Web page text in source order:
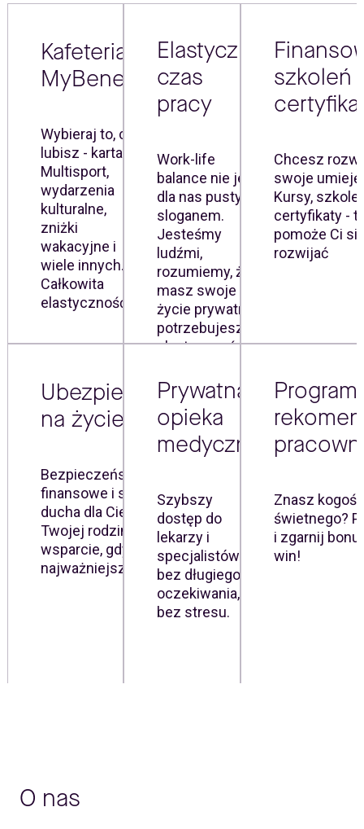
Kafeteria
MyBenefit
Wybieraj to, co
lubisz - karta
Multisport,
wydarzenia
kulturalne,
zniżki
wakacyjne i
wiele innych.
Całkowita
elastyczność.
Elastyczny
czas
pracy
Work-life
balance nie jest
dla nas pustym
sloganem.
Jesteśmy
ludźmi,
rozumiemy, że
masz swoje
życie prywatne i
potrzebujesz
elastyczności.
szkoleń i
Chcesz
swoje
Kursy,
certyfikaty -
pomoże Ci
rozwijać
Ubezpieczenie
na życie
Bezpieczeństwo
finansowe i spokój
ducha dla Ciebie i
Twojej rodziny -
wsparcie, gdy jest to
najważniejsze.
Prywatna
opieka
medyczna
Szybszy
dostęp do
lekarzy i
specjalistów -
bez długiego
oczekiwania,
bez stresu.
Program
Znasz kogoś
świetnego?
i zgarnij
win!
O nas